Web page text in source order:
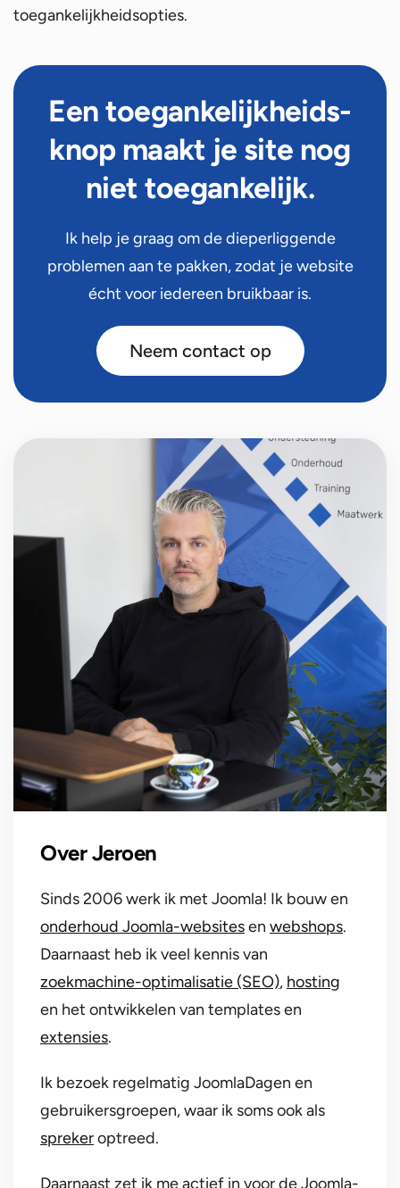
toegankelijkheidsopties.
Een toegankelijkheids-
knop maakt je site nog
niet toegankelijk.
Ik help je graag om de dieperliggende
problemen aan te pakken, zodat je website
écht voor iedereen bruikbaar is.
Neem contact op
Over Jeroen
Sinds 2006 werk ik met Joomla! Ik bouw en
onderhoud Joomla-websitesen webshops.
Daarnaast heb ik veel kennis van
zoekmachine-optimalisatie (SEO), hosting
en het ontwikkelen van templates en
extensies.
Ik bezoek regelmatig JoomlaDagen en
gebruikersgroepen, waar ik soms ook als
sprekeroptreed.
Daarnaast zet ik me actief in voor de Joomla-